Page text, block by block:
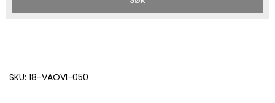
SKU: 18-VAOVI-050